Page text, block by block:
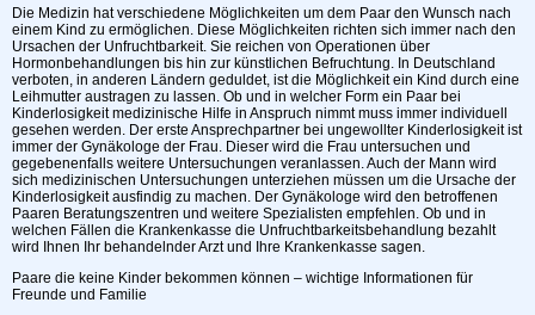
Die Medizin hat verschiedene Möglichkeiten um dem Paar den Wunsch nach
einem Kind zu ermöglichen. Diese Möglichkeiten richten sich immer nach den
Ursachen der Unfruchtbarkeit. Sie reichen von Operationen über
Hormonbehandlungen bis hin zur künstlichen Befruchtung. In Deutschland
verboten, in anderen Ländern geduldet, ist die Möglichkeit ein Kind durch eine
Leihmutter austragen zu lassen. Ob und in welcher Form ein Paar bei
Kinderlosigkeit medizinische Hilfe in Anspruch nimmt muss immer individuell
gesehen werden. Der erste Ansprechpartner bei ungewollter Kinderlosigkeit ist
immer der Gynäkologe der Frau. Dieser wird die Frau untersuchen und
gegebenenfalls weitere Untersuchungen veranlassen. Auch der Mann wird
sich medizinischen Untersuchungen unterziehen müssen um die Ursache der
Kinderlosigkeit ausfindig zu machen. Der Gynäkologe wird den betroffenen
Paaren Beratungszentren und weitere Spezialisten empfehlen. Ob und in
welchen Fällen die Krankenkasse die Unfruchtbarkeitsbehandlung bezahlt
wird Ihnen Ihr behandelnder Arzt und Ihre Krankenkasse sagen.
Paare die keine Kinder bekommen können – wichtige Informationen für
Freunde und Familie